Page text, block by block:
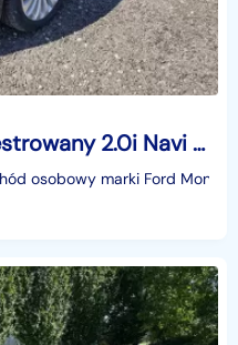
Ford Mondeo VI Zarejestrowany 2.0i Navi Klima Alufelgi
osobowy marki Ford